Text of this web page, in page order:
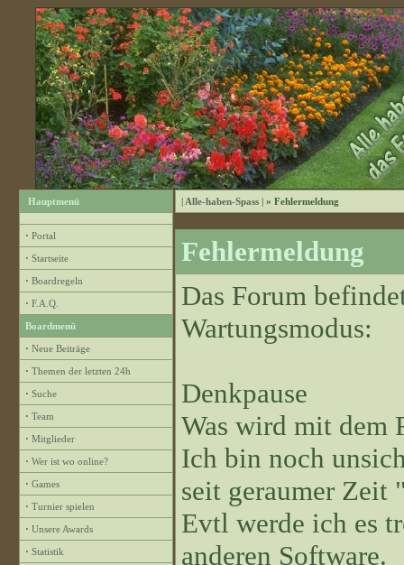
Hauptmenü
· Portal
· Startseite
· Boardregeln
· F.A.Q.
Boardmenü
· Neue Beiträge
· Themen der letzten 24h
· Suche
· Team
· Mitglieder
· Wer ist wo online?
· Games
· Turnier spielen
· Unsere Awards
· Statistik
| Alle-haben-Spass | » Fehlermeldung
Fehlermeldung
Das Forum
Wartungsmodus:
Denkpause
Was wird mit dem
Ich bin noch
seit geraumer Zeit
Evtl werde ich es
anderen Software.